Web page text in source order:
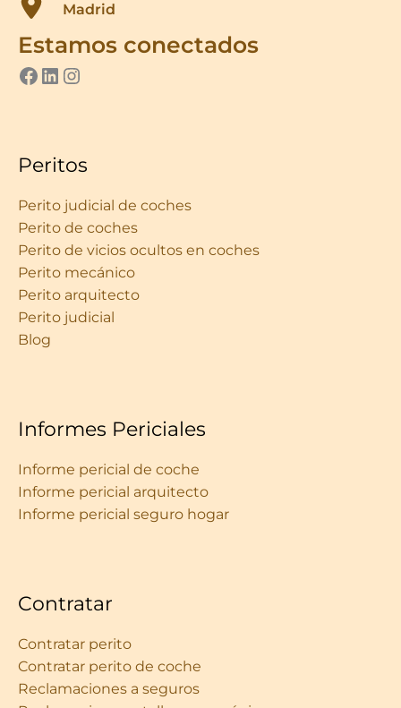
Madrid
Estamos conectados
ver perfil de we do it en facebook
LinkedIn
Instagram
Peritos
Perito judicial de coches
Perito de coches
Perito de vicios ocultos en coches
Perito mecánico
Perito arquitecto
Perito judicial
Blog
Informes Periciales
Informe pericial de coche
Informe pericial arquitecto
Informe pericial seguro hogar
Contratar
Contratar perito
Contratar perito de coche
Reclamaciones a seguros